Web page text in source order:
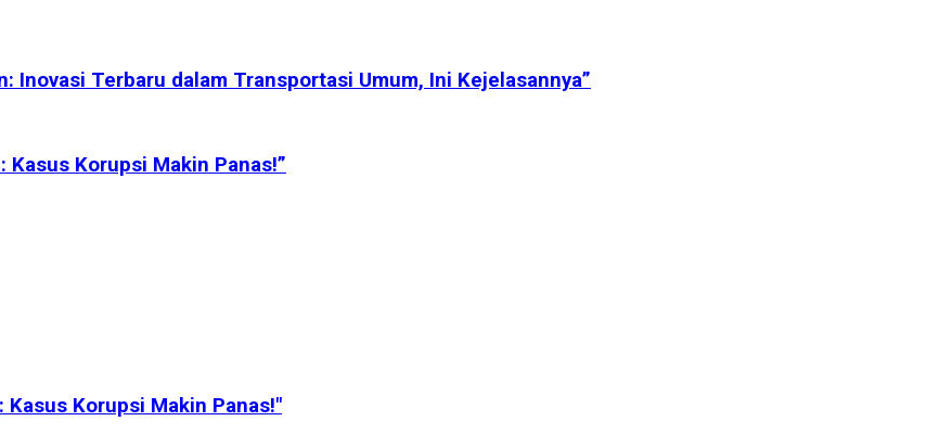
Inovasi Terbaru dalam Transportasi Umum, Ini Kejelasannya”
Kasus Korupsi Makin Panas!”
Korupsi Makin Panas!"